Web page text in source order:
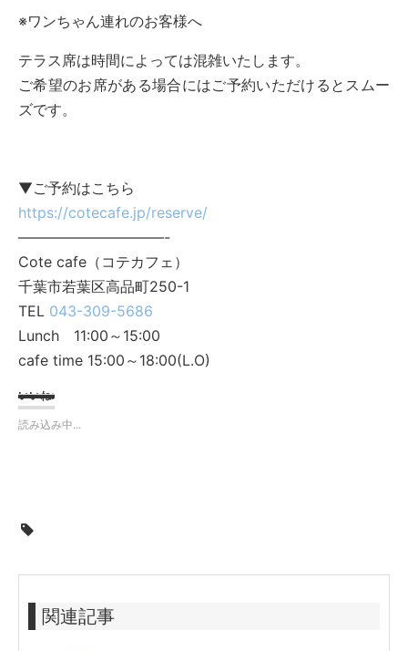
※ワンちゃん連れのお客様へ
テラス席は時間によっては混雑いたします。
ご希望のお席がある場合にはご予約いただけるとスムー
ズです。
▼ご予約はこちら
https://cotecafe.jp/reserve/
——————————-
Cote cafe（コテカフェ）
千葉市若葉区高品町250-1
TEL 043-309-5686
Lunch 11:00～15:00
cafe time 15:00～18:00(L.O)
いいね:
読み込み中...
関連記事